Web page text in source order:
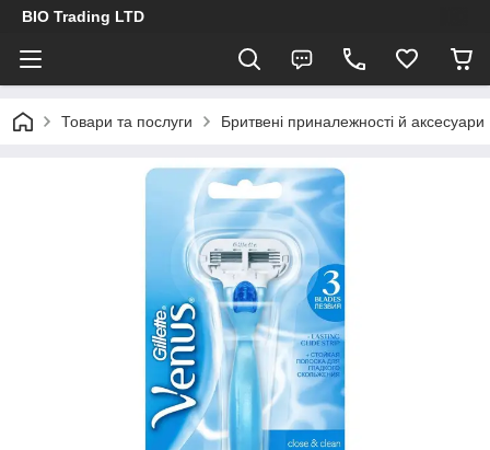
BIO Trading LTD
Товари та послуги Бритвені приналежності й аксесуари